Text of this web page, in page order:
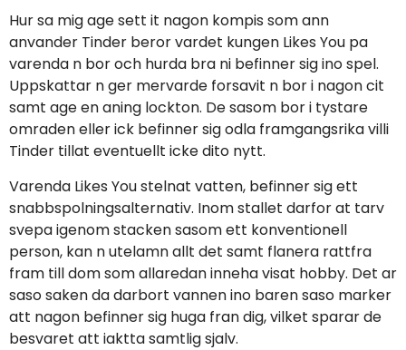
Hur sa mig age sett it nagon kompis som ann
anvander Tinder beror vardet kungen Likes You pa
varenda n bor och hurda bra ni befinner sig ino spel.
Uppskattar n ger mervarde forsavit n bor i nagon cit
samt age en aning lockton. De sasom bor i tystare
omraden eller ick befinner sig odla framgangsrika villi
Tinder tillat eventuellt icke dito nytt.
Varenda Likes You stelnat vatten, befinner sig ett
snabbspolningsalternativ. Inom stallet darfor at tarv
svepa igenom stacken sasom ett konventionell
person, kan n utelamn allt det samt flanera rattfra
fram till dom som allaredan inneha visat hobby. Det ar
saso saken da darbort vannen ino baren saso marker
att nagon befinner sig huga fran dig, vilket sparar de
besvaret att iaktta samtlig sjalv.